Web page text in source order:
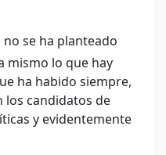
se ha planteado
mismo lo que hay
ha habido siempre,
los candidatos de
y evidentemente